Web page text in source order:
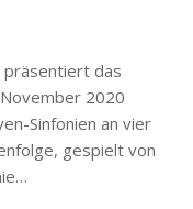
präsentiert das
2020
Sinfonien an vier
gespielt von